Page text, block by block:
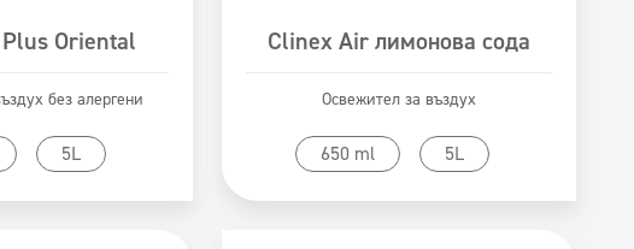
Oriental
без алергени
5L
Clinex Air лимонова сода
Освежител за въздух
650 ml 5L
Към продукта